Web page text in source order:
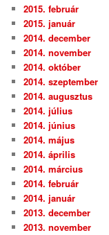
2015. február
2015. január
2014. december
2014. november
2014. október
2014. szeptember
2014. augusztus
2014. július
2014. június
2014. május
2014. április
2014. március
2014. február
2014. január
2013. december
2013. november